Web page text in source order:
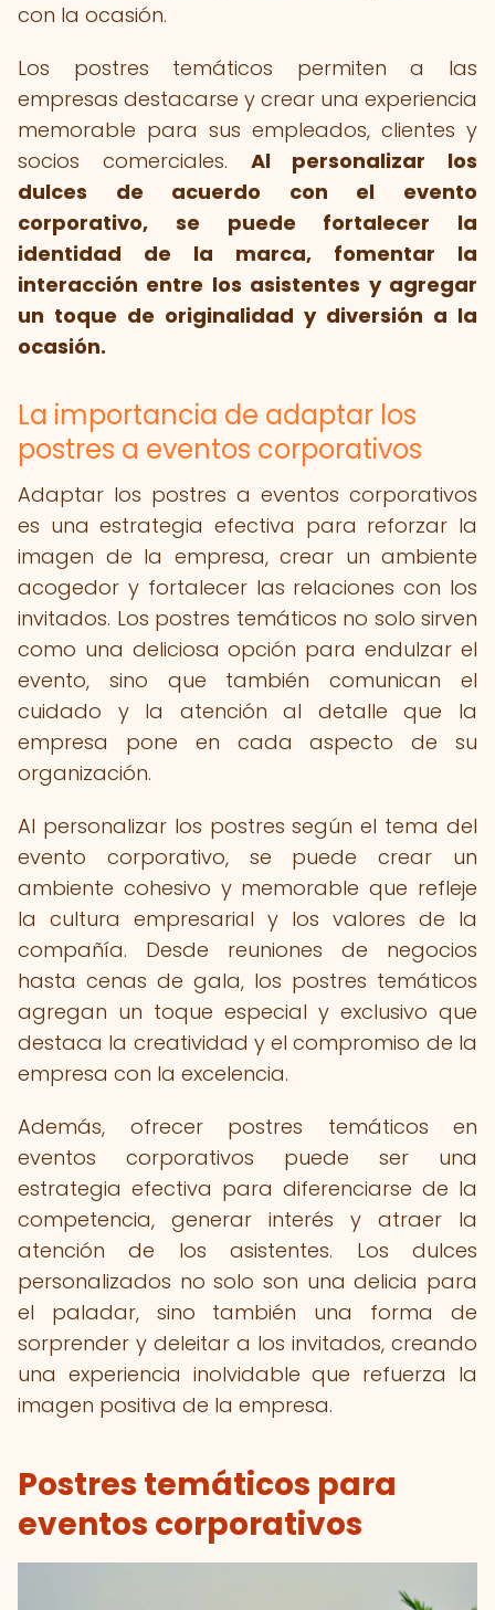
con la ocasión.
Los postres temáticos permiten a las
empresas destacarse y crear una experiencia
memorable para sus empleados, clientes y
socios comerciales. Al personalizar los
dulces de acuerdo con el evento
corporativo, se puede fortalecer la
identidad de la marca, fomentar la
interacción entre los asistentes y agregar
un toque de originalidad y diversión a la
ocasión.
La importancia de adaptar los
postres a eventos corporativos
Adaptar los postres a eventos corporativos
es una estrategia efectiva para reforzar la
imagen de la empresa, crear un ambiente
acogedor y fortalecer las relaciones con los
invitados. Los postres temáticos no solo sirven
como una deliciosa opción para endulzar el
evento, sino que también comunican el
cuidado y la atención al detalle que la
empresa pone en cada aspecto de su
organización.
Al personalizar los postres según el tema del
evento corporativo, se puede crear un
ambiente cohesivo y memorable que refleje
la cultura empresarial y los valores de la
compañía. Desde reuniones de negocios
hasta cenas de gala, los postres temáticos
agregan un toque especial y exclusivo que
destaca la creatividad y el compromiso de la
empresa con la excelencia.
Además, ofrecer postres temáticos en
eventos corporativos puede ser una
estrategia efectiva para diferenciarse de la
competencia, generar interés y atraer la
atención de los asistentes. Los dulces
personalizados no solo son una delicia para
el paladar, sino también una forma de
sorprender y deleitar a los invitados, creando
una experiencia inolvidable que refuerza la
imagen positiva de la empresa.
Postres temáticos para
eventos corporativos